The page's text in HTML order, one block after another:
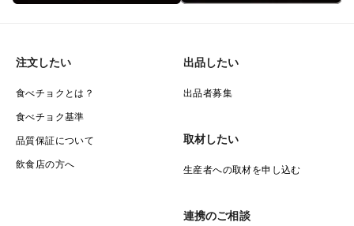
・土の水分量の影響等で、表面に黒っぽい部分が出るこ
とがありますが、中身は白くて品質に問題はありませ
ん。
・生ものですので、なるべく早めにお召し上がりくださ
注文したい
食べチョクとは？
食べチョク基準
品質保証について
飲食店の方へ
出品したい
出品者募集
取材したい
生産者への取材を申し込む
連携のご相談